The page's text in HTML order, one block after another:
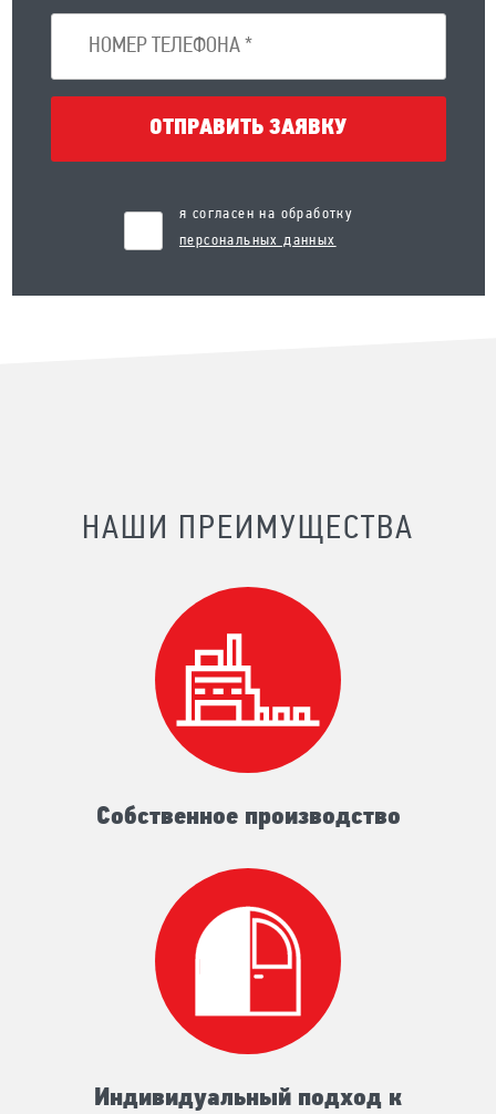
ОТПРАВИТЬ ЗАЯВКУ
я согласен на обработку
персональных данных
НАШИ ПРЕИМУЩЕСТВА
Собственное производство
Индивидуальный подход к